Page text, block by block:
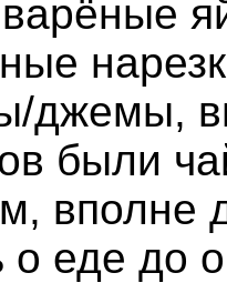
джемы,
были
вполне
о еде до